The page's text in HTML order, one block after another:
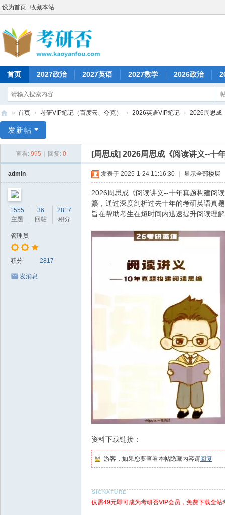
设为首页 收藏本站
首页 2027政治 2027英语 2027数学 2026政治
研
» 首页 › 考研VIP笔记（百度云、夸克） › 2026英语VIP笔记 › 2026周思成
发新帖
查看: 995 回复: 0 [周思成] 2026周思成《阅读讲义--十
admin
1555
主题
36
回帖
2817
积分
管理员
积分 2817
发消息
发表于 2025-1-24 11:16:30 显示全部楼层
2026周思成《阅读讲义--十年真题构建阅
纂，通过深度剖析过去十年的考研英语真
旨在帮助考生在短时间内迅速提升阅读理
资料下载链接：
游客，如果您要查看本帖隐藏内容请回复
仅需49元即可成为考研否VIP会员，免费下载全站